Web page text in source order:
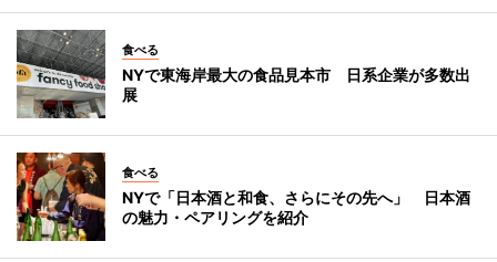
食べる
NYで東海岸最大の食品見本市 日系企業が多数出
展
食べる
NYで「日本酒と和食、さらにその先へ」 日本酒
の魅力・ペアリングを紹介